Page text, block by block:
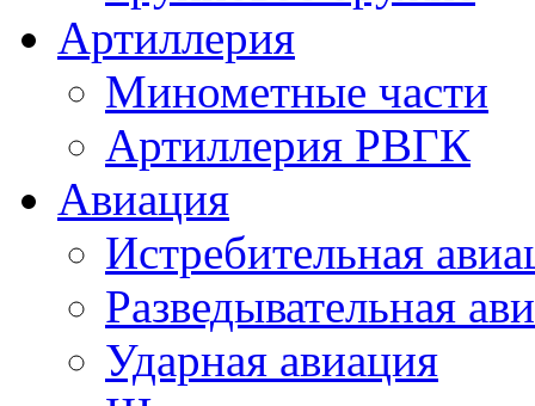
Артиллерия
Минометные части
Артиллерия РВГК
Авиация
Истребительная
Разведывательная
Ударная авиация